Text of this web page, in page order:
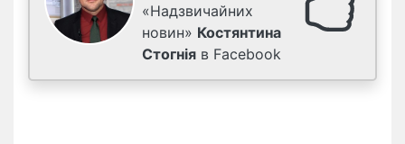
«Надзвичайних
новин» Костянтина
Стогнія в Facebook